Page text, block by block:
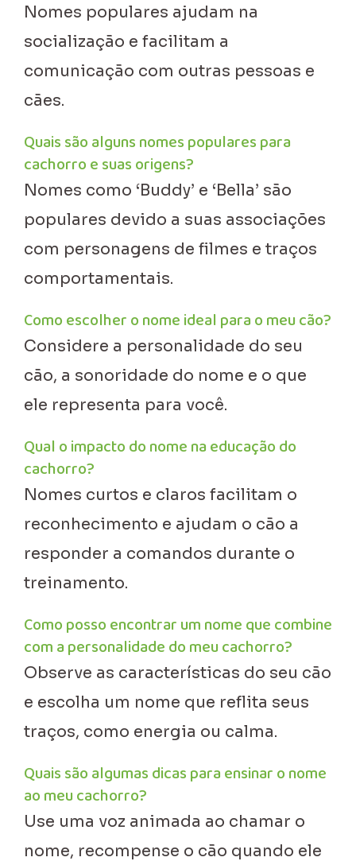
Nomes populares ajudam na
socialização e facilitam a
comunicação com outras pessoas e
cães.
Quais são alguns nomes populares para
cachorro e suas origens?
Nomes como ‘Buddy’ e ‘Bella’ são
populares devido a suas associações
com personagens de filmes e traços
comportamentais.
Como escolher o nome ideal para o meu cão?
Considere a personalidade do seu
cão, a sonoridade do nome e o que
ele representa para você.
Qual o impacto do nome na educação do
cachorro?
Nomes curtos e claros facilitam o
reconhecimento e ajudam o cão a
responder a comandos durante o
treinamento.
Como posso encontrar um nome que combine
com a personalidade do meu cachorro?
Observe as características do seu cão
e escolha um nome que reflita seus
traços, como energia ou calma.
Quais são algumas dicas para ensinar o nome
ao meu cachorro?
Use uma voz animada ao chamar o
nome, recompense o cão quando ele